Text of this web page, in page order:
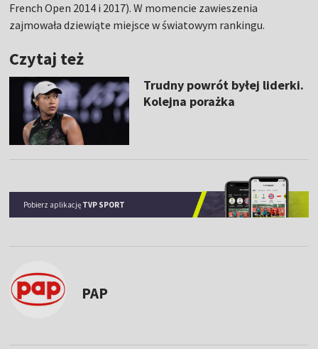
French Open 2014 i 2017). W momencie zawieszenia
zajmowała dziewiąte miejsce w światowym rankingu.
Czytaj też
Trudny powrót byłej liderki.
Kolejna porażka
Pobierz aplikację TVP SPORT
PAP